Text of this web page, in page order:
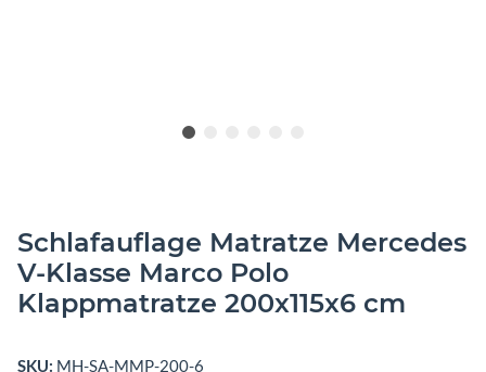
Schlafauflage Matratze Mercedes
V-Klasse Marco Polo
Klappmatratze 200x115x6 cm
SKU: MH-SA-MMP-200-6